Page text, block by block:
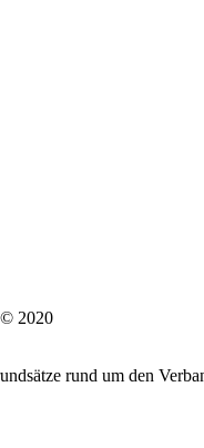
© 2020
rund um den